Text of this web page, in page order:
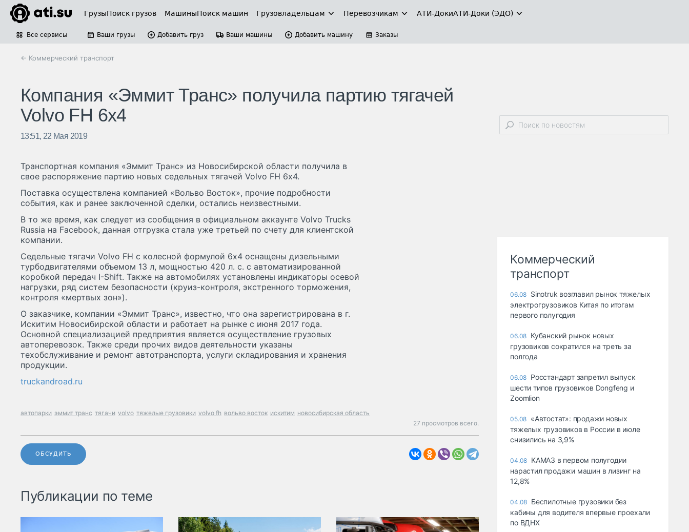
ГрузыПоиск грузов МашиныПоиск машин Грузовладельцам Перевозчикам АТИ-ДокиАТИ-Доки (ЭДО)
Все сервисы Ваши грузы Добавить груз Ваши машины Добавить машину Заказы
← Коммерческий транспорт
Компания «Эммит Транс» получила партию тягачей
Volvo FH 6х4
13:51, 22 Мая 2019
Транспортная компания «Эммит Транс» из Новосибирской области получила в
свое распоряжение партию новых седельных тягачей Volvo FH 6х4.
Поставка осуществлена компанией «Вольво Восток», прочие подробности
события, как и ранее заключенной сделки, остались неизвестными.
В то же время, как следует из сообщения в официальном аккаунте Volvo Trucks
Russia на Facebook, данная отгрузка стала уже третьей по счету для клиентской
компании.
Седельные тягачи Volvo FH с колесной формулой 6х4 оснащены дизельными
турбодвигателями объемом 13 л, мощностью 420 л. с. с автоматизированной
коробкой передач I-Shift. Также на автомобилях установлены индикаторы осевой
нагрузки, ряд систем безопасности (круиз-контроля, экстренного торможения,
контроля «мертвых зон»).
О заказчике, компании «Эммит Транс», известно, что она зарегистрирована в г.
Искитим Новосибирской области и работает на рынке с июня 2017 года.
Основной специализацией предприятия является осуществление грузовых
автоперевозок. Также среди прочих видов деятельности указаны
техобслуживание и ремонт автотранспорта, услуги складирования и хранения
продукции.
truckandroad.ru
автопарки эммит транс тягачи volvo тяжелые грузовики volvo fh вольво восток искитим новосибирская область
27 просмотров всего.
ОБСУДИТЬ
Публикации по теме
Коммерческий
транспорт
06.08 Sinotruk возглавил рынок тяжелых
электрогрузовиков Китая по итогам
первого полугодия
06.08 Кубанский рынок новых
грузовиков сократился на треть за
полгода
06.08 Росстандарт запретил выпуск
шести типов грузовиков Dongfeng и
Zoomlion
05.08 «Автостат»: продажи новых
тяжелых грузовиков в России в июле
снизились на 3,9%
04.08 КАМАЗ в первом полугодии
нарастил продажи машин в лизинг на
12,8%
04.08 Беспилотные грузовики без
кабины для водителя впервые проехали
по ВДНХ